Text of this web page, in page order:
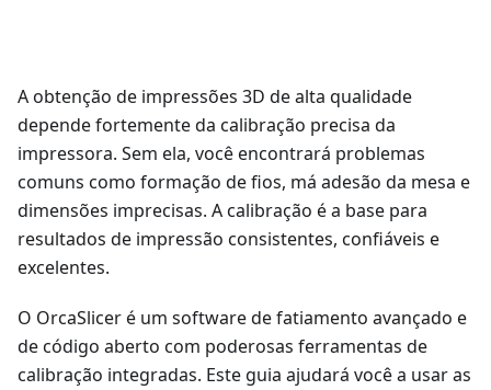
A obtenção de impressões 3D de alta qualidade
depende fortemente da calibração precisa da
impressora. Sem ela, você encontrará problemas
comuns como formação de fios, má adesão da mesa e
dimensões imprecisas. A calibração é a base para
resultados de impressão consistentes, confiáveis e
excelentes.
O OrcaSlicer é um software de fatiamento avançado e
de código aberto com poderosas ferramentas de
calibração integradas. Este guia ajudará você a usar as